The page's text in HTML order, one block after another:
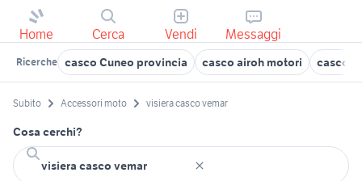
Home Cerca Vendi Messaggi
Ricerche casco Cuneo provincia casco airoh motori casco
Subito Accessori moto visiera casco vemar
Cosa cerchi?